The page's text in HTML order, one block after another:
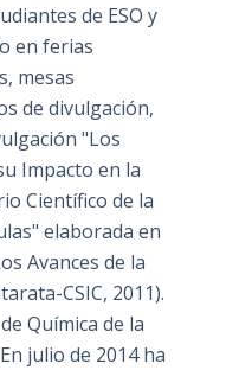
de ESO y
en ferias
mesas
de divulgación,
"Los
Impacto en la
Científico de la
elaborada en
Avances de la
CSIC, 2011).
Química de la
julio de 2014 ha